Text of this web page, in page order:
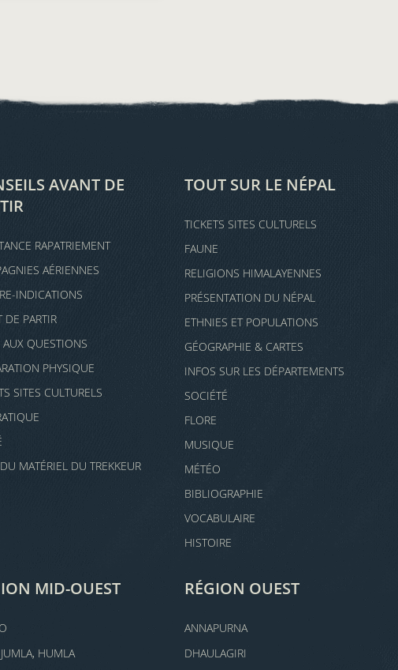
AVANT DE
RAPATRIEMENT
AÉRIENNES
INDICATIONS
DE PARTIR
AUX QUESTIONS
PHYSIQUE
SITES CULTURELS
MATÉRIEL DU TREKKEUR
TOUT SUR LE NÉPAL
TICKETS SITES CULTURELS
FAUNE
RELIGIONS HIMALAYENNES
PRÉSENTATION DU NÉPAL
ETHNIES ET POPULATIONS
GÉOGRAPHIE & CARTES
INFOS SUR LES DÉPARTEMENTS
SOCIÉTÉ
FLORE
MUSIQUE
MÉTÉO
BIBLIOGRAPHIE
VOCABULAIRE
HISTOIRE
MID-OUEST
JUMLA, HUMLA
RÉGION OUEST
ANNAPURNA
DHAULAGIRI